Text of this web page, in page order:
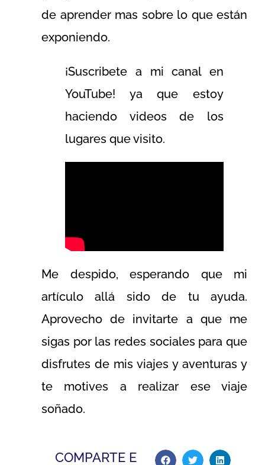
de aprender mas sobre lo que están
exponiendo.
¡Suscribete a mi canal en
YouTube! ya que estoy
haciendo videos de los
lugares que visito.
Me despido, esperando que mi
artículo allá sido de tu ayuda.
Aprovecho de invitarte a que me
sigas por las redes sociales para que
disfrutes de mis viajes y aventuras y
te motives a realizar ese viaje
soñado.
COMPARTE E